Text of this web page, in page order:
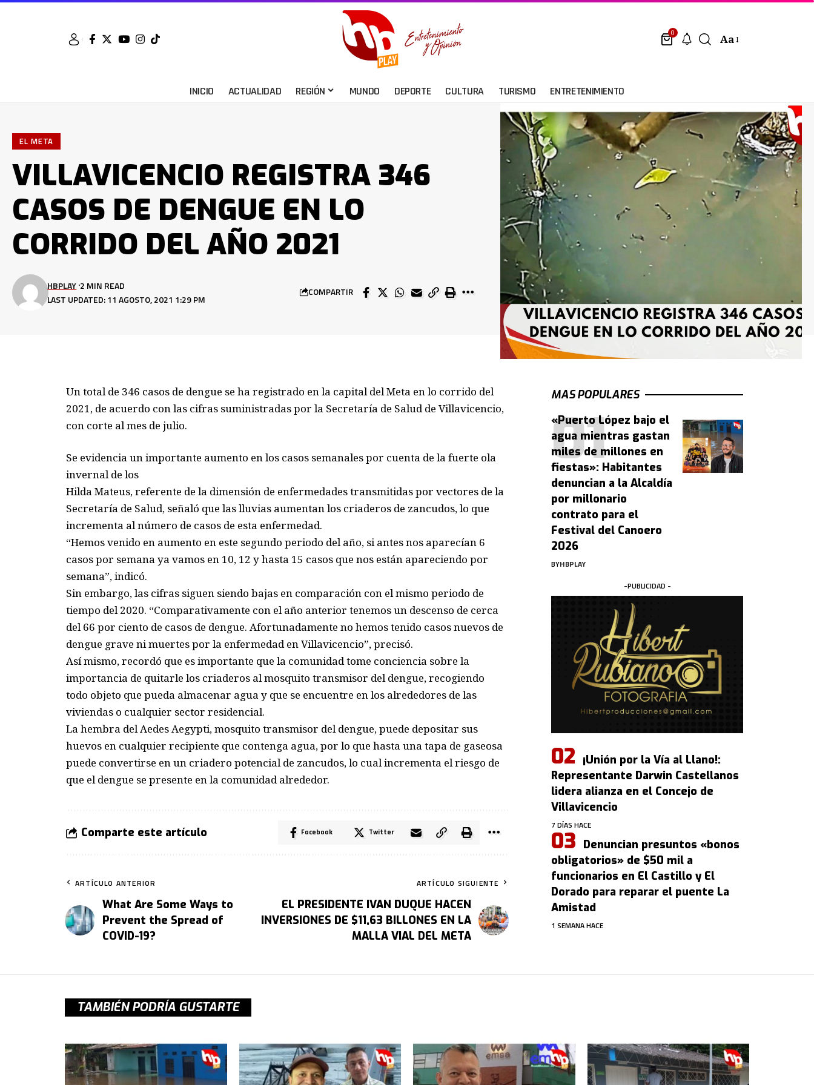
0 Aa
INICIO ACTUALIDAD REGIÓN MUNDO DEPORTE CULTURA TURISMO ENTRETENIMIENTO
EL META
VILLAVICENCIO REGISTRA 346
CASOS DE DENGUE EN LO
CORRIDO DEL AÑO 2021
LAST UPDATED: 11 AGOSTO, 2021 1:29 PM
HBPLAY 2 MIN READ
COMPARTIR
Un total de 346 casos de dengue se ha registrado en la capital del Meta en lo corrido del
2021, de acuerdo con las cifras suministradas por la Secretaría de Salud de Villavicencio,
con corte al mes de julio.
Se evidencia un importante aumento en los casos semanales por cuenta de la fuerte ola
invernal de los
Hilda Mateus, referente de la dimensión de enfermedades transmitidas por vectores de la
Secretaría de Salud, señaló que las lluvias aumentan los criaderos de zancudos, lo que
incrementa al número de casos de esta enfermedad.
“Hemos venido en aumento en este segundo periodo del año, si antes nos aparecían 6
casos por semana ya vamos en 10, 12 y hasta 15 casos que nos están apareciendo por
semana”, indicó.
Sin embargo, las cifras siguen siendo bajas en comparación con el mismo periodo de
tiempo del 2020. “Comparativamente con el año anterior tenemos un descenso de cerca
del 66 por ciento de casos de dengue. Afortunadamente no hemos tenido casos nuevos de
dengue grave ni muertes por la enfermedad en Villavicencio”, precisó.
Así mismo, recordó que es importante que la comunidad tome conciencia sobre la
importancia de quitarle los criaderos al mosquito transmisor del dengue, recogiendo
todo objeto que pueda almacenar agua y que se encuentre en los alrededores de las
viviendas o cualquier sector residencial.
La hembra del Aedes Aegypti, mosquito transmisor del dengue, puede depositar sus
huevos en cualquier recipiente que contenga agua, por lo que hasta una tapa de gaseosa
puede convertirse en un criadero potencial de zancudos, lo cual incrementa el riesgo de
que el dengue se presente en la comunidad alrededor.
Comparte este artículo Facebook Twitter
ARTÍCULO ANTERIOR
What Are Some Ways to
Prevent the Spread of
COVID-19?
ARTÍCULO SIGUIENTE
EL PRESIDENTE IVAN DUQUE HACEN
INVERSIONES DE $11,63 BILLONES EN LA
MALLA VIAL DEL META
MAS POPULARES
«Puerto López bajo el
agua mientras gastan
miles de millones en
fiestas»: Habitantes
denuncian a la Alcaldía
por millonario
contrato para el
Festival del Canoero
2026
BYHBPLAY
-PUBLICIDAD -
¡Unión por la Vía al Llano!:
Representante Darwin Castellanos
lidera alianza en el Concejo de
Villavicencio
7 DÍAS HACE
Denuncian presuntos «bonos
obligatorios» de $50 mil a
funcionarios en El Castillo y El
Dorado para reparar el puente La
Amistad
1 SEMANA HACE
TAMBIÉN PODRÍA GUSTARTE